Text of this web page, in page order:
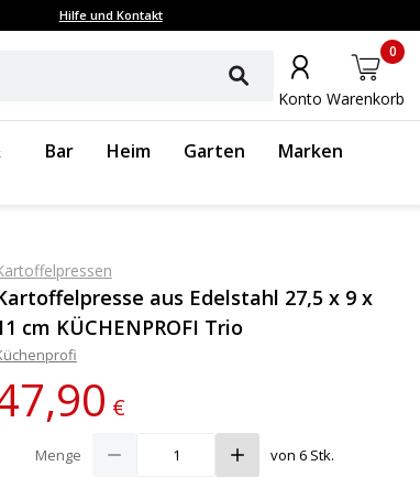
Hilfe und Kontakt
Konto Warenkorb
0
Bar Heim Garten Marken
aus Edelstahl 27,5 x 9 x
cm KÜCHENPROFI Trio
€
Menge von 6 Stk.